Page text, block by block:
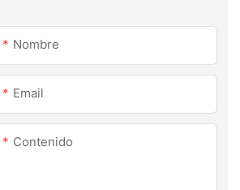
Nombre
Email
Contenido